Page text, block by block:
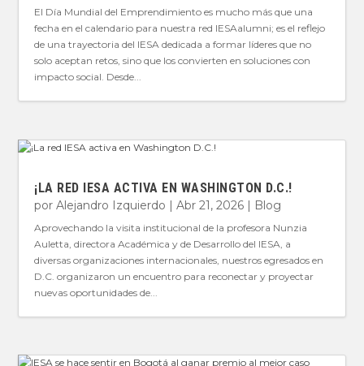
El Día Mundial del Emprendimiento es mucho más que una
fecha en el calendario para nuestra red IESAalumni; es el reflejo
de una trayectoria del IESA dedicada a formar líderes que no
solo aceptan retos, sino que los convierten en soluciones con
impacto social. Desde...
¡LA RED IESA ACTIVA EN WASHINGTON D.C.!
porAlejandro Izquierdo |Abr 21, 2026 | Blog
Aprovechando la visita institucional de la profesora Nunzia
Auletta, directora Académica y de Desarrollo del IESA, a
diversas organizaciones internacionales, nuestros egresados en
D.C. organizaron un encuentro para reconectar y proyectar
nuevas oportunidades de...